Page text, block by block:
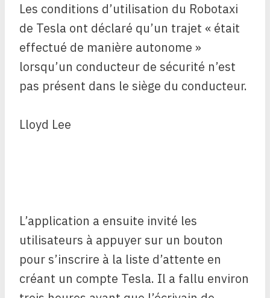
Les conditions d’utilisation du Robotaxi
de Tesla ont déclaré qu’un trajet « était
effectué de manière autonome »
lorsqu’un conducteur de sécurité n’est
pas présent dans le siège du conducteur.
Lloyd Lee
L’application a ensuite invité les
utilisateurs à appuyer sur un bouton
pour s’inscrire à la liste d’attente en
créant un compte Tesla. Il a fallu environ